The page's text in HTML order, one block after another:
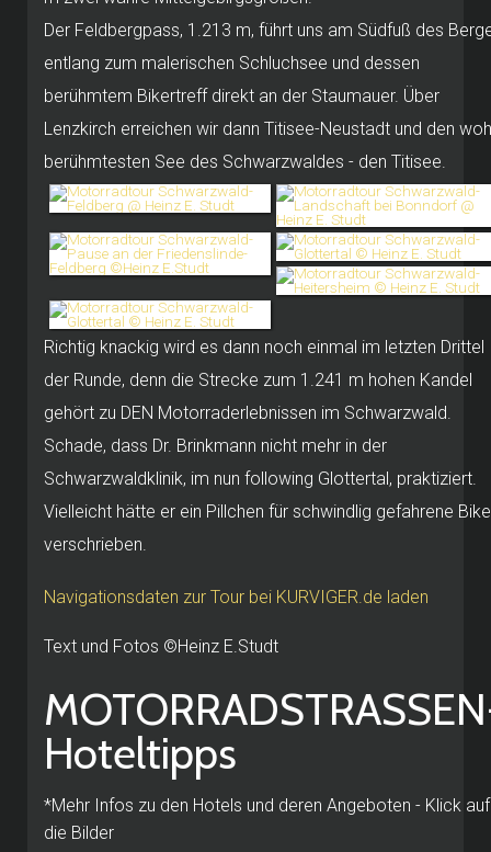
Der Feldbergpass, 1.213 m, führt uns am Südfuß des
entlang zum malerischen Schluchsee und dessen
berühmtem Bikertreff direkt an der Staumauer. Über
Lenzkirch erreichen wir dann Titisee-Neustadt und den
berühmtesten See des Schwarzwaldes - den Titisee.
Richtig knackig wird es dann noch einmal im letzten Drittel
der Runde, denn die Strecke zum 1.241 m hohen Kandel
gehört zu DEN Motorraderlebnissen im Schwarzwald.
Schade, dass Dr. Brinkmann nicht mehr in der
Schwarzwaldklinik, im nun following Glottertal, praktiziert.
Vielleicht hätte er ein Pillchen für schwindlig gefahrene
verschrieben.
Navigationsdaten zur Tour bei KURVIGER.de laden
Text und Fotos ©Heinz E.Studt
Hoteltipps
*Mehr Infos zu den Hotels und deren Angeboten - Klick auf
die Bilder